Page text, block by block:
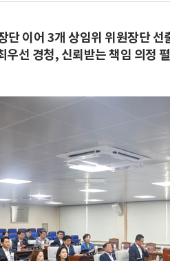
이어 3개 상임위 위원장단 선
우선 경청, 신뢰받는 책임 의정